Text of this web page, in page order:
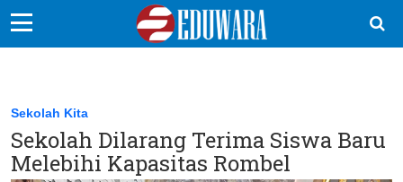
Sekolah Kita
Vokasi
Kampus
Sekolah Kita
Sekolah Dilarang Terima Siswa Baru
Melebihi Kapasitas Rombel